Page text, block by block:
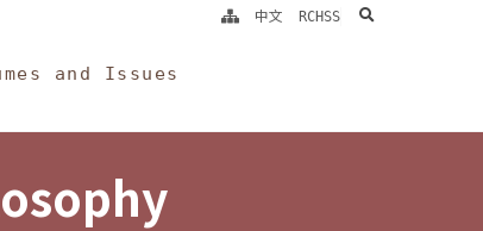
and Issues
中文 RCHSS search